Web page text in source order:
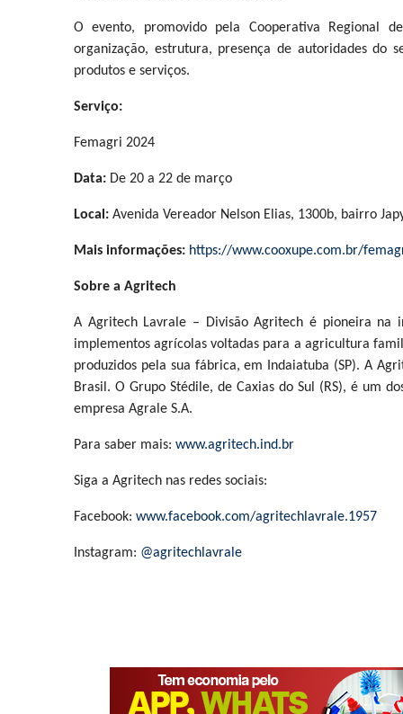
O evento, promovido pela Cooperativa Regional
organização, estrutura, presença de autoridades do
produtos e serviços.
Serviço:
Femagri 2024
Data: De 20 a 22 de março
Local: Avenida Vereador Nelson Elias, 1300b, bairro
Mais informações: https://www.cooxupe.com.br/
Sobre a Agritech
A Agritech Lavrale – Divisão Agritech é pioneira
implementos agrícolas voltadas para a agricultura
produzidos pela sua fábrica, em Indaiatuba (SP). A
Brasil. O Grupo Stédile, de Caxias do Sul (RS), é um
empresa Agrale S.A.
Para saber mais: www.agritech.ind.br
Siga a Agritech nas redes sociais:
Facebook: www.facebook.com/agritechlavrale.1957
Instagram: @agritechlavrale